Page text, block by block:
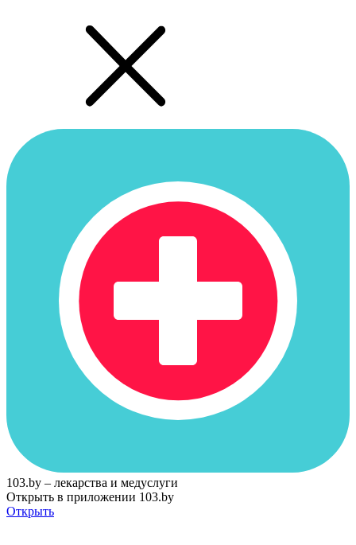
103.by – лекарства и медуслуги
Открыть в приложении 103.by
Открыть